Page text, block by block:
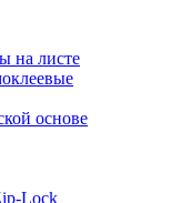
на листе
основе
Lock